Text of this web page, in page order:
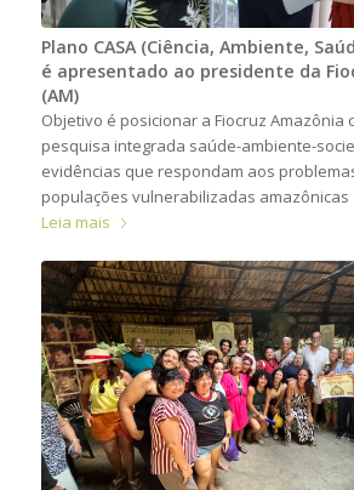
Plano CASA (Ciência, Ambiente,
é apresentado ao presidente da
(AM)
Objetivo é posicionar a Fiocruz Amazônia
pesquisa integrada saúde-ambiente-
evidências que respondam aos
populações vulnerabilizadas amazônicas
Leia mais